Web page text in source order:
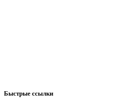
Быстрые ссылки